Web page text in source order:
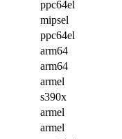
ppc64el
mipsel
ppc64el
arm64
arm64
armel
s390x
armel
armel